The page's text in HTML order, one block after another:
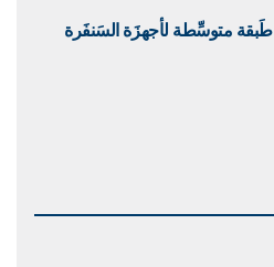
طَبقة متوسِّطة لأجهزَة السَنفَرة